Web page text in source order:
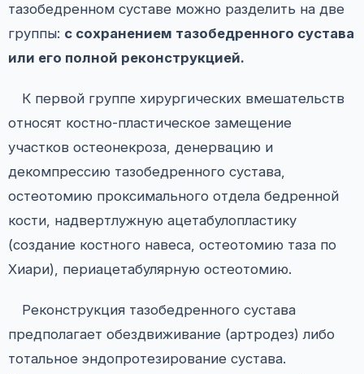
тазобедренном суставе можно разделить на две
группы: с сохранением тазобедренного сустава
или его полной реконструкцией.
К первой группе хирургических вмешательств
относят костно-пластическое замещение
участков остеонекроза, денервацию и
декомпрессию тазобедренного сустава,
остеотомию проксимального отдела бедренной
кости, надвертлужную ацетабулопластику
(создание костного навеса, остеотомию таза по
Хиари), периацетабулярную остеотомию.
Реконструкция тазобедренного сустава
предполагает обездвиживание (артродез) либо
тотальное эндопротезирование сустава.